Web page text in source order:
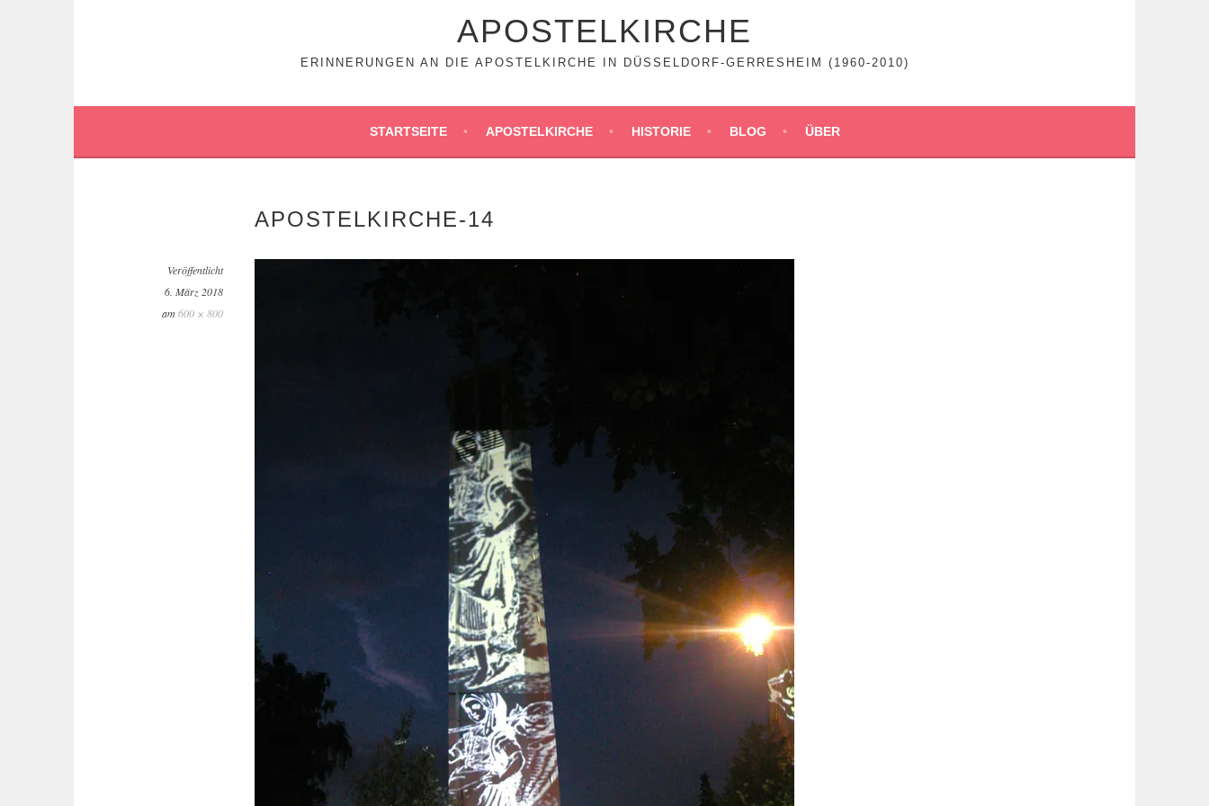
APOSTELKIRCHE
ERINNERUNGEN AN DIE APOSTELKIRCHE IN DÜSSELDORF-GERRESHEIM (1960-2010)
STARTSEITE APOSTELKIRCHE HISTORIE BLOG ÜBER
APOSTELKIRCHE-14
Veröffentlicht
6. März 2018
am600 × 800